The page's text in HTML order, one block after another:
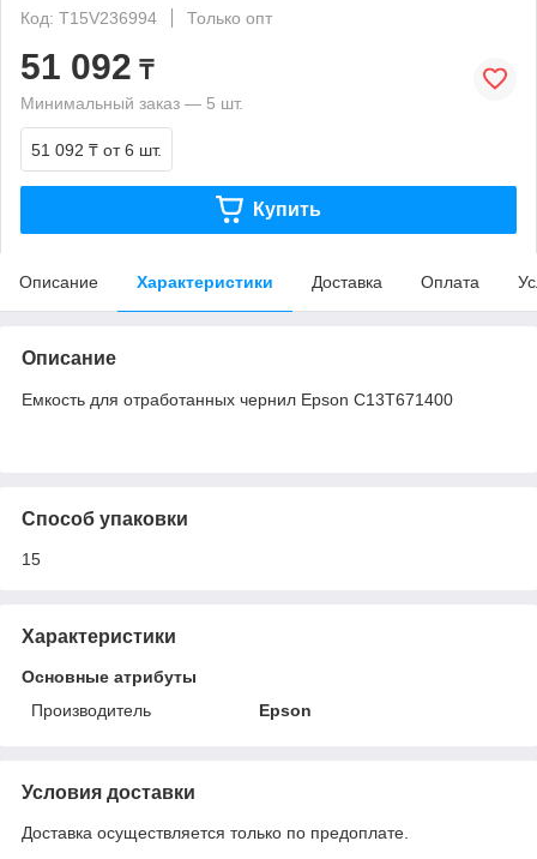
Код: T15V236994
Только опт
51 092 ₸
Минимальный заказ — 5 шт.
51 092 ₸ от 6 шт.
Купить
Описание Характеристики Доставка Оплата
Описание
Емкость для отработанных чернил Epson C13T671400
Способ упаковки
15
Характеристики
Основные атрибуты
Производитель
Epson
Условия доставки
Доставка осуществляется только по предоплате.